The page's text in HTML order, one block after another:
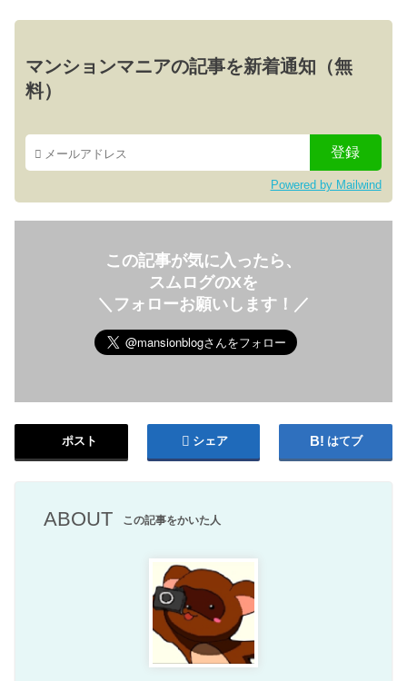
マンションマニアの記事を新着通知（無
料）
Powered by Mailwind
この記事が気に入ったら、
スムログのXを
＼フォローお願いします！／
ポスト シェア はてブ
ABOUT この記事をかいた人